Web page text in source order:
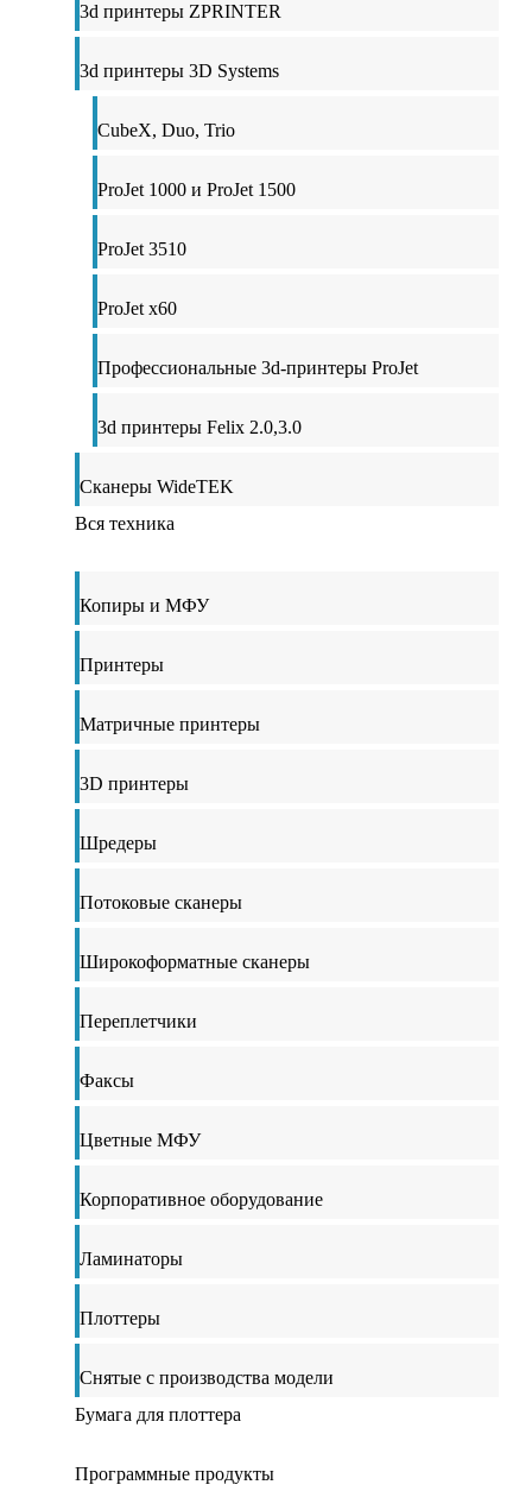
3d принтеры ZPRINTER
3d принтеры 3D Systems
CubeX, Duo, Trio
ProJet 1000 и ProJet 1500
ProJet 3510
ProJet x60
Профессиональные 3d-принтеры ProJet
3d принтеры Felix 2.0,3.0
Сканеры WideTEK
Вся техника
Копиры и МФУ
Принтеры
Матричные принтеры
3D принтеры
Шредеры
Потоковые сканеры
Широкоформатные сканеры
Переплетчики
Факсы
Цветные МФУ
Корпоративное оборудование
Ламинаторы
Плоттеры
Снятые с производства модели
Бумага для плоттера
Программные продукты